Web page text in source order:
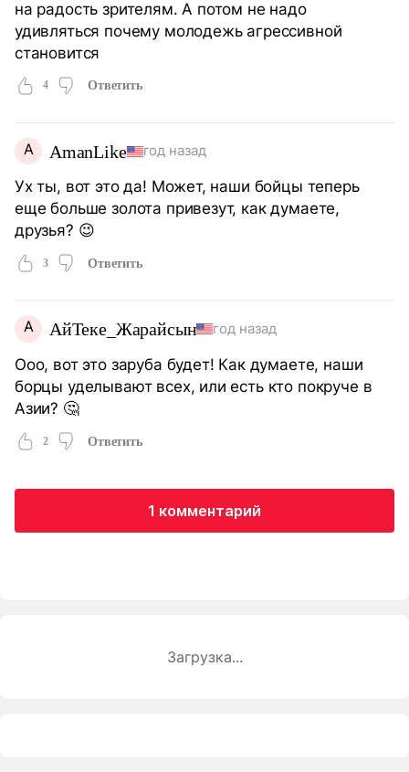
на радость зрителям. А потом не надо
удивляться почему молодежь агрессивной
становится
4 Ответить
A AmanLike год назад
Ух ты, вот это да! Может, наши бойцы теперь
еще больше золота привезут, как думаете,
друзья? 😉
3 Ответить
А АйТеке_Жарайсын год назад
Ооо, вот это заруба будет! Как думаете, наши
борцы уделывают всех, или есть кто покруче в
Азии? 🤔
2 Ответить
1 комментарий
Загрузка...